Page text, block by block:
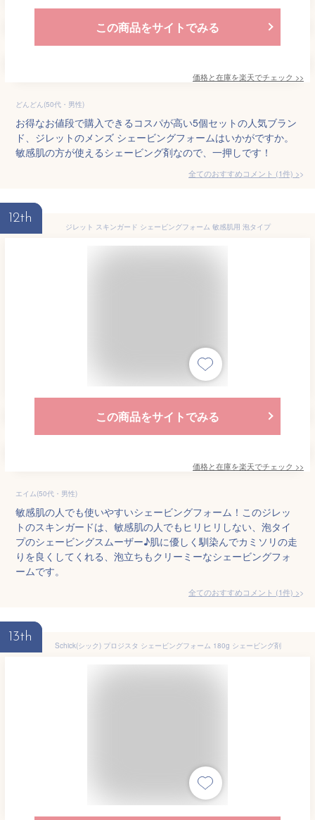
この商品をサイトでみる
価格と在庫を楽天でチェック >>
どんどん(50代・男性)
お得なお値段で購入できるコスパが高い5個セットの人気ブラン
ド、ジレットのメンズ シェービングフォームはいかがですか。
敏感肌の方が使えるシェービング剤なので、一押しです！
全てのおすすめコメント (1件) >
12th
ジレット スキンガード シェービングフォーム 敏感肌用 泡タイプ
この商品をサイトでみる
価格と在庫を楽天でチェック >>
エイム(50代・男性)
敏感肌の人でも使いやすいシェービングフォーム！このジレッ
トのスキンガードは、敏感肌の人でもヒリヒリしない、泡タイ
プのシェービングスムーザー♪肌に優しく馴染んでカミソリの走
りを良くしてくれる、泡立ちもクリーミーなシェービングフォ
ームです。
全てのおすすめコメント (1件) >
13th
Schick(シック) プロジスタ シェービングフォーム 180g シェービング剤